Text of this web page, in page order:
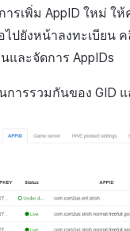
ารเพิ่ม AppID ใหม่ ใ
ไปยังหน้าลงทะเบียน
และจัดการ AppIDs
การรวมกันของ GID แ